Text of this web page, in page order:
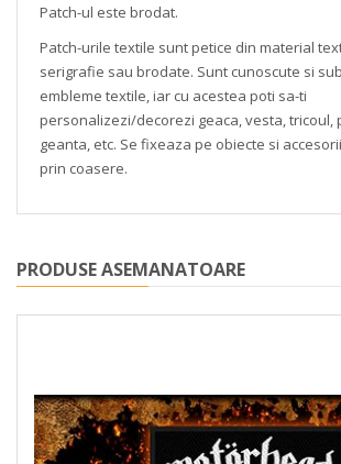
Patch-ul este brodat.
Patch-urile textile sunt petice din material
serigrafie sau brodate. Sunt cunoscute si
embleme textile, iar cu acestea poti sa-ti
personalizezi/decorezi geaca, vesta, tricoul,
geanta, etc. Se fixeaza pe obiecte si
prin coasere.
PRODUSE ASEMANATOARE